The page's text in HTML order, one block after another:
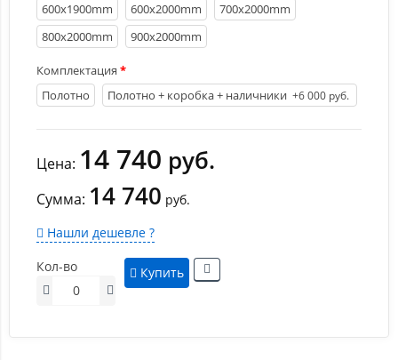
600х1900mm
600х2000mm
700х2000mm
800х2000mm
900х2000mm
Комплектация
Полотно
Полотно + коробка + наличники +6 000 руб.
Цена: 14 740 руб.
Сумма: 14 740 руб.
Нашли дешевле ?
Кол-во
Купить